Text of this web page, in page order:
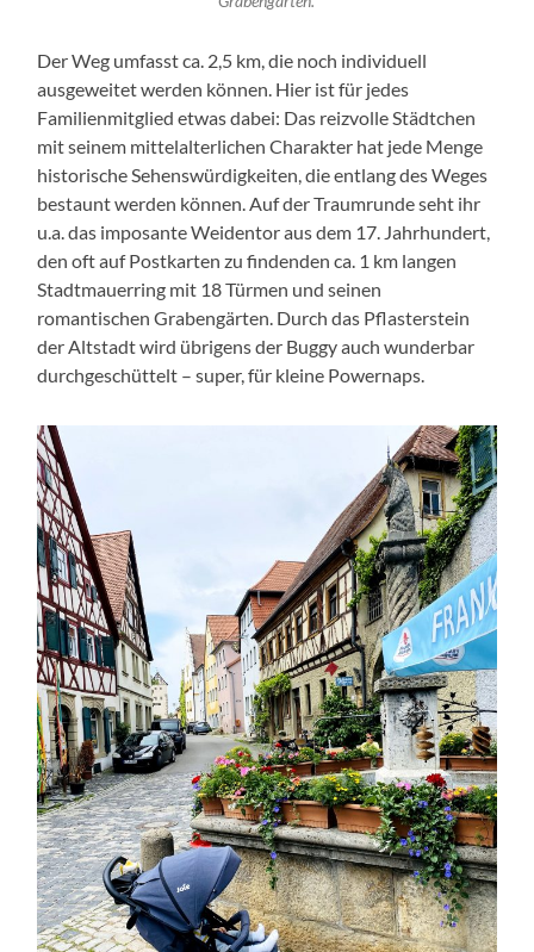
Der Weg umfasst ca. 2,5 km, die noch individuell
ausgeweitet werden können. Hier ist für jedes
Familienmitglied etwas dabei: Das reizvolle Städtchen
mit seinem mittelalterlichen Charakter hat jede Menge
historische Sehenswürdigkeiten, die entlang des Weges
bestaunt werden können. Auf der Traumrunde seht ihr
u.a. das imposante Weidentor aus dem 17. Jahrhundert,
den oft auf Postkarten zu findenden ca. 1 km langen
Stadtmauerring mit 18 Türmen und seinen
romantischen Grabengärten. Durch das Pflasterstein
der Altstadt wird übrigens der Buggy auch wunderbar
durchgeschüttelt – super, für kleine Powernaps.